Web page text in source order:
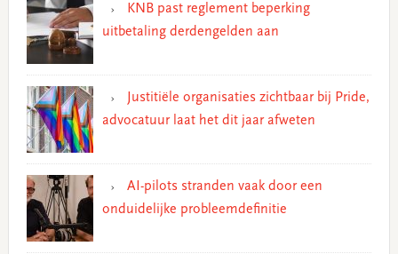
KNB past reglement beperking
uitbetaling derdengelden aan
Justitiële organisaties zichtbaar bij Pride,
advocatuur laat het dit jaar afweten
AI-pilots stranden vaak door een
onduidelijke probleemdefinitie